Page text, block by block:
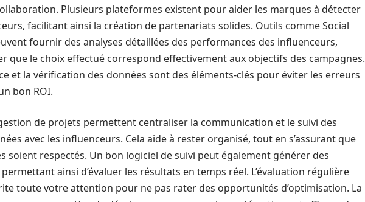
Plusieurs plateformes existent pour aider les marques à détecter
facilitant ainsi la création de partenariats solides. Outils comme Social
fournir des analyses détaillées des performances des influenceurs,
que le choix effectué correspond effectivement aux objectifs des campagnes.
et la vérification des données sont des éléments-clés pour éviter les erreurs
bon ROI.
de projets permettent centraliser la communication et le suivi des
avec les influenceurs. Cela aide à rester organisé, tout en s’assurant que
soient respectés. Un bon logiciel de suivi peut également générer des
ainsi d’évaluer les résultats en temps réel. L’évaluation régulière
toute votre attention pour ne pas rater des opportunités d’optimisation. La